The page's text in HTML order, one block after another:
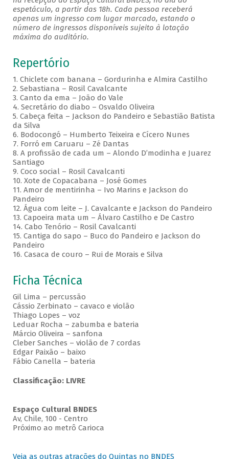
espetáculo, a partir das 18h. Cada pessoa receberá
apenas um ingresso com lugar marcado, estando o
número de ingressos disponíveis sujeito à lotação
máxima do auditório.
Repertório
1. Chiclete com banana – Gordurinha e Almira Castilho
2. Sebastiana – Rosil Cavalcante
3. Canto da ema – João do Vale
4. Secretário do diabo – Osvaldo Oliveira
5. Cabeça feita – Jackson do Pandeiro e Sebastião Batista
da Silva
6. Bodocongó – Humberto Teixeira e Cícero Nunes
7. Forró em Caruaru – Zé Dantas
8. A profissão de cada um – Alondo D’modinha e Juarez
Santiago
9. Coco social – Rosil Cavalcanti
10. Xote de Copacabana – José Gomes
11. Amor de mentirinha – Ivo Marins e Jackson do
Pandeiro
12. Água com leite – J. Cavalcante e Jackson do Pandeiro
13. Capoeira mata um – Álvaro Castilho e De Castro
14. Cabo Tenório – Rosil Cavalcanti
15. Cantiga do sapo – Buco do Pandeiro e Jackson do
Pandeiro
16. Casaca de couro – Rui de Morais e Silva
Ficha Técnica
Gil Lima – percussão
Cássio Zerbinato – cavaco e violão
Thiago Lopes – voz
Leduar Rocha – zabumba e bateria
Márcio Oliveira – sanfona
Cleber Sanches – violão de 7 cordas
Edgar Paixão – baixo
Fábio Canella – bateria
Classificação: LIVRE
Espaço Cultural BNDES
Av, Chile, 100 - Centro
Próximo ao metrô Carioca
Veja as outras atrações do Quintas no BNDES